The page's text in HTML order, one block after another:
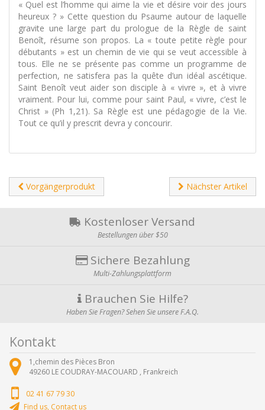
« Quel est l’homme qui aime la vie et désire voir des jours
heureux ? » Cette question du Psaume autour de laquelle
gravite une large part du prologue de la Règle de saint
Benoît, résume son propos. La « toute petite règle pour
débutants » est un chemin de vie qui se veut accessible à
tous. Elle ne se présente pas comme un programme de
perfection, ne satisfera pas la quête d’un idéal ascétique.
Saint Benoît veut aider son disciple à « vivre », et à vivre
vraiment. Pour lui, comme pour saint Paul, « vivre, c’est le
Christ » (Ph 1,21). Sa Règle est une pédagogie de la Vie.
Tout ce qu’il y prescrit devra y concourir.
Vorgängerprodukt Nächster Artikel
Kostenloser Versand
Bestellungen über $50
Sichere Bezahlung
Multi-Zahlungsplattform
Brauchen Sie Hilfe?
Haben Sie Fragen? Sehen Sie unsere F.A.Q.
Kontakt
1,chemin des Pièces Bron
49260 LE COUDRAY-MACOUARD , Frankreich
02 41 67 79 30
Find us, Contact us